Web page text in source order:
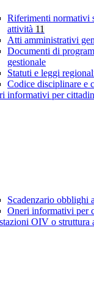
Riferimenti normativi
attività 11
Atti amministrativi
Documenti di
gestionale
Statuti e leggi
Codice disciplinare e
informativi per
Scadenzario obblighi
Oneri informativi per
OIV o struttura